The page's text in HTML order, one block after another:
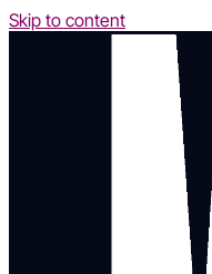
Skip to content